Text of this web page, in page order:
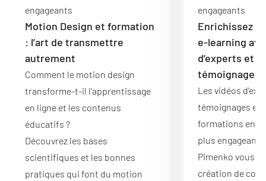
engageants
Motion Design et formation
: l’art de transmettre
autrement
Comment le motion design
transforme-t-il l'apprentissage
en ligne et les contenus
éducatifs ?
Découvrez les bases
scientifiques et les bonnes
pratiques qui font du motion
engageants
Enrichissez
e-learning
d’experts et
témoignages
Les vidéos
témoignages
formations en
plus
Pimenko vous
création de